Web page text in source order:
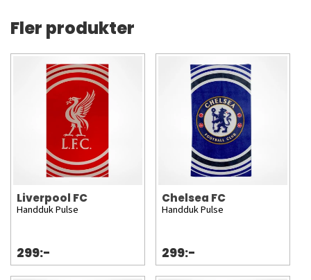
Fler produkter
Liverpool FC
Handduk Pulse
299:-
Chelsea FC
Handduk Pulse
299:-